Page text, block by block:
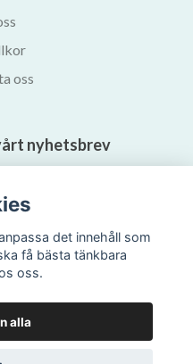
oss
nyhetsbrev
det innehåll som
få bästa tänkbara
oss.
alla